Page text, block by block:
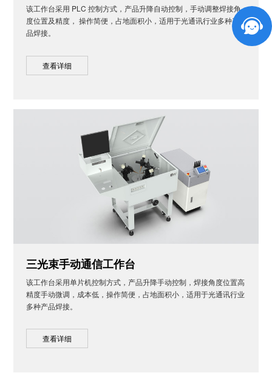
该工作台采用 PLC 控制方式，产品升降自动控制，手动调整焊接角
度位置及精度， 操作简便，占地面积小，适用于光通讯行业多种产
品焊接。
查看详细
三光束手动通信工作台
该工作台采用单片机控制方式，产品升降手动控制，焊接角度位置高
精度手动微调，成本低，操作简便，占地面积小，适用于光通讯行业
多种产品焊接。
查看详细